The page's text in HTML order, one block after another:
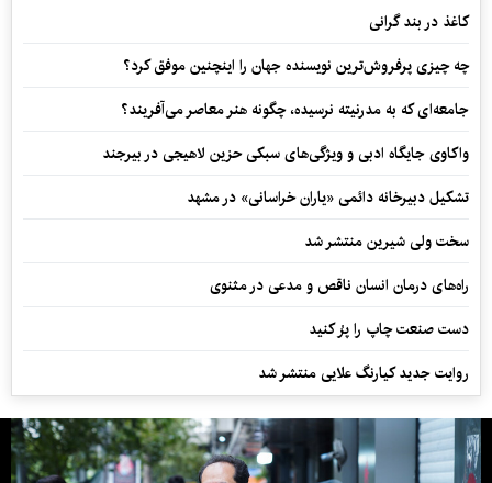
کاغذ در بند گرانی
چه چیزی پرفروش‌ترین نویسنده جهان را اینچنین موفق کرد؟
جامعه‌ای که به مدرنیته نرسیده، چگونه هنر معاصر می‌آفریند؟
واکاوی جایگاه ادبی و ویژگی‌های سبکی حزین لاهیجی در بیرجند
تشکیل دبیرخانه دائمی «یاران خراسانی» در مشهد
سخت ولی شیرین منتشر شد
راه‌های درمان انسان ناقص و مدعی در مثنوی
دست صنعت چاپ را پرُ کنید
روایت جدید کیارنگ علایی منتشر شد